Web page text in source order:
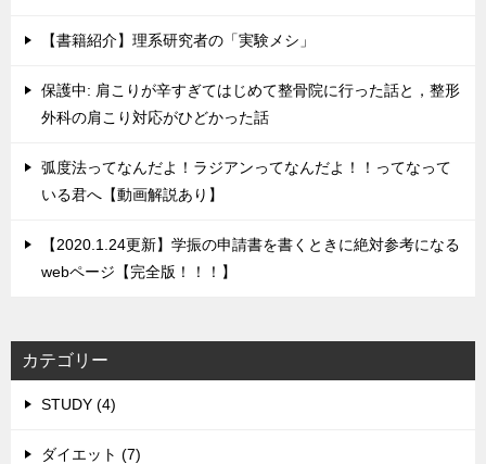
【書籍紹介】理系研究者の「実験メシ」
保護中: 肩こりが辛すぎてはじめて整骨院に行った話と，整形
外科の肩こり対応がひどかった話
弧度法ってなんだよ！ラジアンってなんだよ！！ってなって
いる君へ【動画解説あり】
【2020.1.24更新】学振の申請書を書くときに絶対参考になる
webページ【完全版！！！】
カテゴリー
STUDY (4)
ダイエット (7)